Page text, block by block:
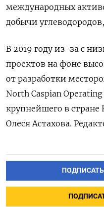
международных
добычи
В 2019 году из-за с
проектов на фоне
от разработки
North Caspian
крупнейшего в стране
Олеся Астахова.